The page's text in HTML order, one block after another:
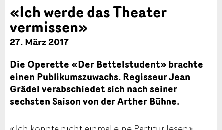
«Ich werde das Theater
vermissen»
27. März 2017
Die Operette «Der Bettelstudent» brachte
einen Publikumszuwachs. Regisseur Jean
Grädel verabschiedet sich nach seiner
sechsten Saison von der Arther Bühne.